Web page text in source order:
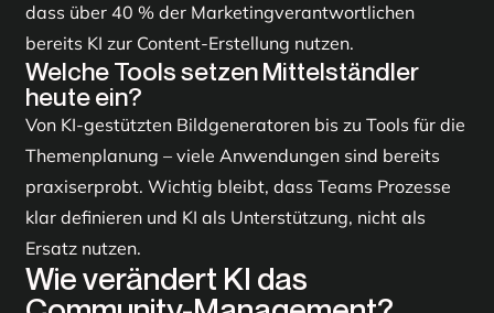
dass über 40 % der Marketingverantwortlichen
bereits KI zur Content-Erstellung nutzen.
Welche Tools setzen Mittelständler
heute ein?
Von KI-gestützten Bildgeneratoren bis zu Tools für die
Themenplanung – viele Anwendungen sind bereits
praxiserprobt. Wichtig bleibt, dass Teams Prozesse
klar definieren und KI als Unterstützung, nicht als
Ersatz nutzen.
Wie verändert KI das